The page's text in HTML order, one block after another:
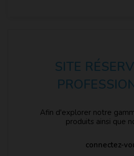
SITE
Afin d'explorer notre
produits ainsi que
connectez-